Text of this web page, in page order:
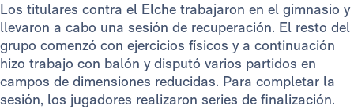
Los titulares contra el Elche trabajaron en el gimnasio y
llevaron a cabo una sesión de recuperación. El resto del
grupo comenzó con ejercicios físicos y a continuación
hizo trabajo con balón y disputó varios partidos en
campos de dimensiones reducidas. Para completar la
sesión, los jugadores realizaron series de finalización.